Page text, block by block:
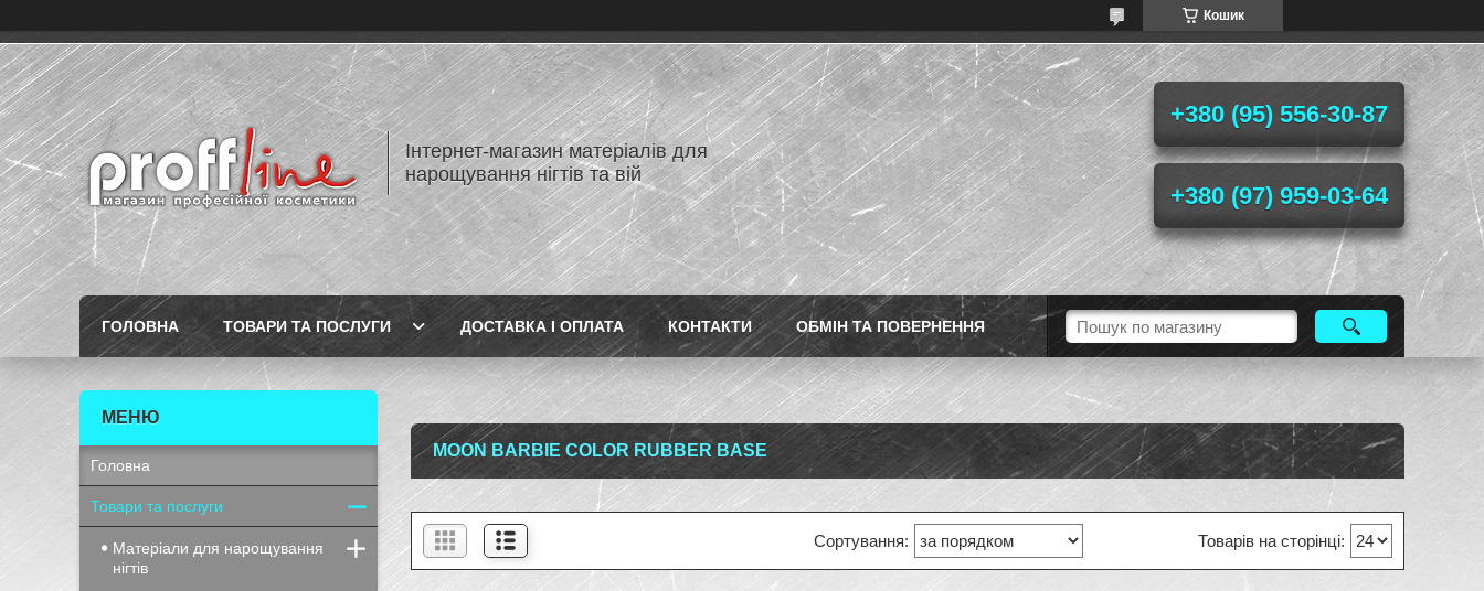
Кошик
Інтернет-магазин матеріалів для
нарощування нігтів та вій
+380 (95) 556-30-87
+380 (97) 959-03-64
ГОЛОВНА ТОВАРИ ТА ПОСЛУГИ ДОСТАВКА І ОПЛАТА КОНТАКТИ ОБМІН ТА ПОВЕРНЕННЯ
MOON BARBIE COLOR RUBBER BASE
Головна
Товари та послуги
Матеріали для нарощування
нігтів